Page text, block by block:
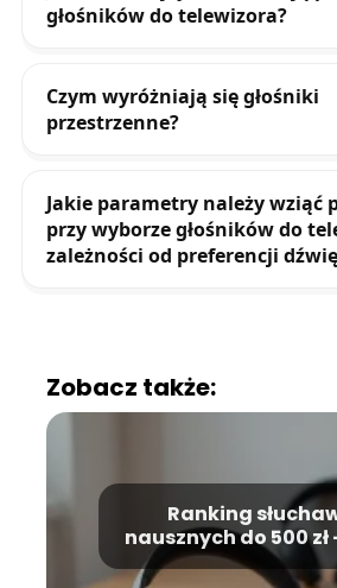
głośników do telewizora?
Czym wyróżniają się głośniki
przestrzenne?
Jakie parametry należy wziąć
przy wyborze głośników do
zależności od preferencji
Zobacz także:
Ranking
nausznych do 500 zł